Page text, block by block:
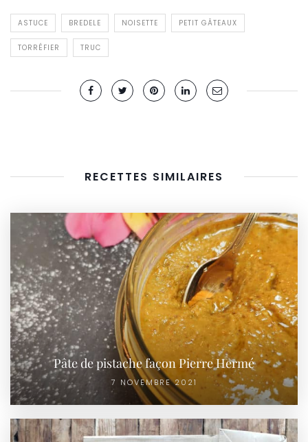
ASTUCE BREDELE NOISETTE PETIT GÂTEAUX
TORRÉFIER TRUC
RECETTES SIMILAIRES
Pâte de pistache façon Pierre Hermé
7 NOVEMBRE 2021